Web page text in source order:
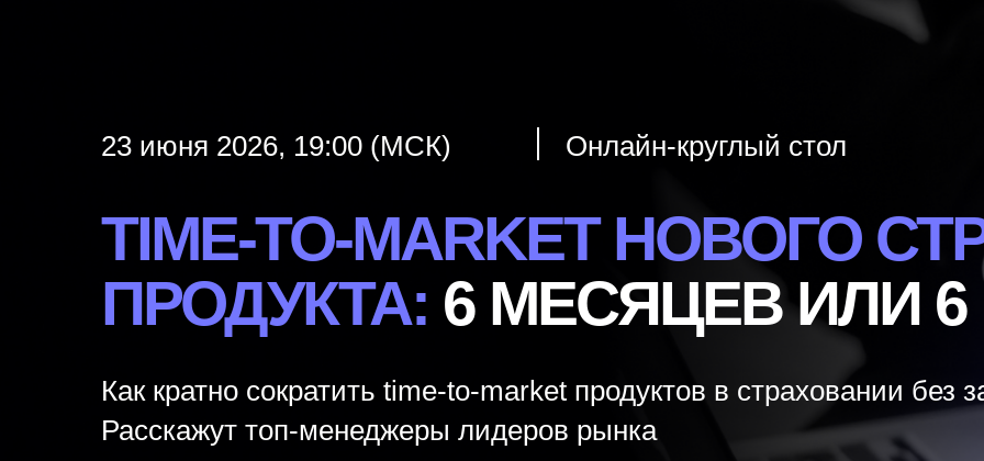
TIME-TO-MARKET НОВОГО
ПРОДУКТА: 6 МЕСЯЦЕВ ИЛИ
Как кратно сократить time-to-market продуктов в страховании без
Расскажут топ-менеджеры лидеров рынка
Онлайн-круглый стол
23 июня 2026, 19:00 (МСК)